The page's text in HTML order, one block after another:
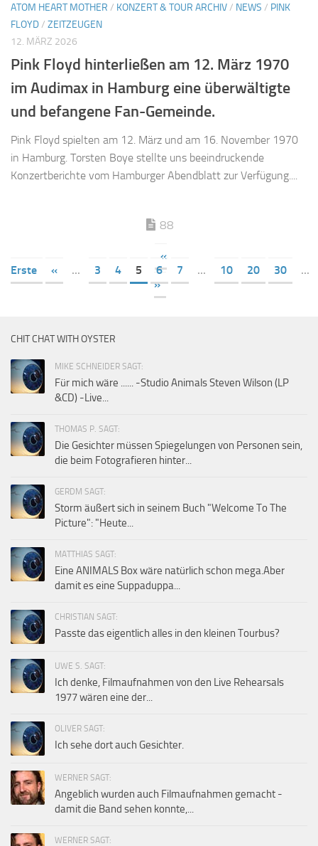
ATOM HEART MOTHER / KONZERT & TOUR ARCHIV/ NEWS / PINK
FLOYD/ ZEITZEUGEN
12. MÄRZ 2026
Pink Floyd hinterließen am 12. März 1970
im Audimax in Hamburg eine überwältigte
und befangene Fan-Gemeinde.
Pink Floyd spielten am 12. März und am 16. November 1970
in Hamburg. Torsten Boye stellte uns beeindruckende
Konzertberichte vom Hamburger Abendblatt zur Verfügung....
88
«
Erste
« ... 3 4 5 6 7 ... 10 20 30
...
»
CHIT CHAT WITH OYSTER
MIKE SCHNEIDER SAGT:
Für mich wäre ...... -Studio Animals Steven Wilson (LP
&CD) -Live...
THOMAS P. SAGT:
Die Gesichter müssen Spiegelungen von Personen sein,
die beim Fotografieren hinter...
GERDM SAGT:
Storm äußert sich in seinem Buch "Welcome To The
Picture": "Heute...
MATTHIAS SAGT:
Eine ANIMALS Box wäre natürlich schon mega.Aber
damit es eine Suppaduppa...
CHRISTIAN SAGT:
Passte das eigentlich alles in den kleinen Tourbus?
UWE S. SAGT:
Ich denke, Filmaufnahmen von den Live Rehearsals
1977 wären eine der...
OLIVER SAGT:
Ich sehe dort auch Gesichter.
WERNER SAGT:
Angeblich wurden auch Filmaufnahmen gemacht -
damit die Band sehen konnte,...
WERNER SAGT: